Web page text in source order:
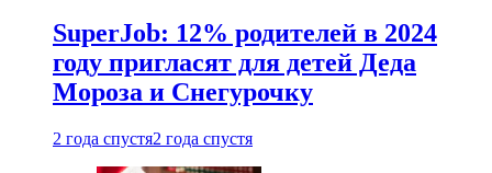
SuperJob: 12% родителей в 2024
году пригласят для детей Деда
Мороза и Снегурочку
2 года спустя2 года спустя